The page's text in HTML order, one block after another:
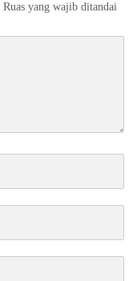
Ruas yang wajib ditandai